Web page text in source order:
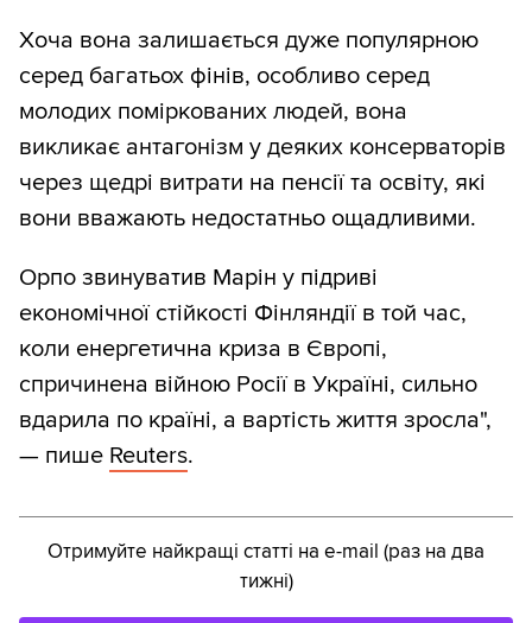
Хоча вона залишається дуже популярною
серед багатьох фінів, особливо серед
молодих поміркованих людей, вона
викликає антагонізм у деяких консерваторів
через щедрі витрати на пенсії та освіту, які
вони вважають недостатньо ощадливими.
Орпо звинуватив Марін у підриві
економічної стійкості Фінляндії в той час,
коли енергетична криза в Європі,
спричинена війною Росії в Україні, сильно
вдарила по країні, а вартість життя зросла",
— пише Reuters.
Отримуйте найкращі статті на e-mail (раз на два
тижні)